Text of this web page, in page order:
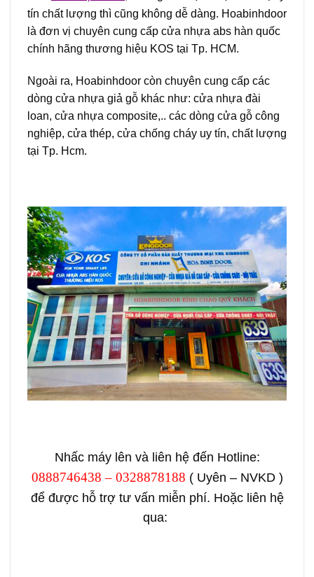
tín chất lượng thì cũng không dễ dàng. Hoabinhdoor
là đơn vị chuyên cung cấp cửa nhựa abs hàn quốc
chính hãng thương hiệu KOS tại Tp. HCM.
Ngoài ra, Hoabinhdoor còn chuyên cung cấp các
dòng cửa nhựa giả gỗ khác như: cửa nhựa đài
loan, cửa nhựa composite,.. các dòng cửa gỗ công
nghiệp, cửa thép, cửa chống cháy uy tín, chất lượng
tại Tp. Hcm.
Nhấc máy lên và liên hệ đến Hotline:
0888746438 – 0328878188 ( Uyên – NVKD )
để được hỗ trợ tư vấn miễn phí. Hoặc liên hệ
qua: